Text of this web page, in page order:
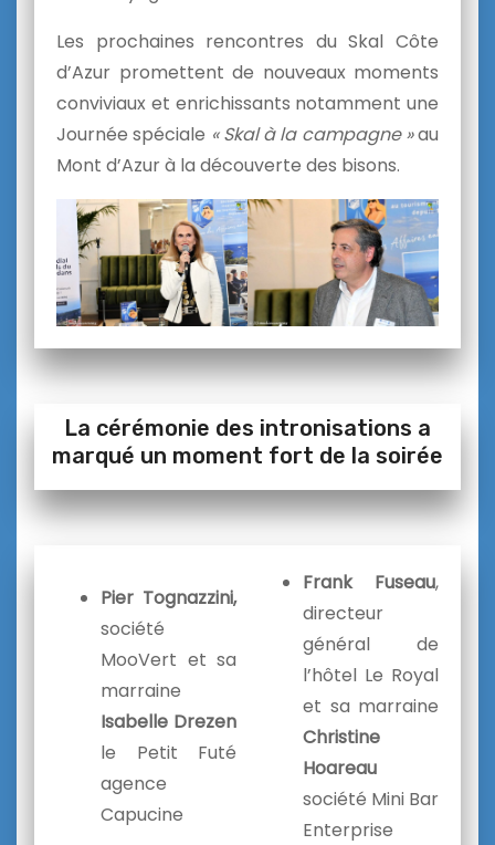
Les prochaines rencontres du Skal Côte
d’Azur promettent de nouveaux moments
conviviaux et enrichissants notamment une
Journée spéciale « Skal à la campagne »au
Mont d’Azur à la découverte des bisons.
La cérémonie des intronisations a
marqué un moment fort de la soirée
Pier Tognazzini,
société
MooVert et sa
marraine
Isabelle Drezen
le Petit Futé
agence
Capucine
Frank Fuseau,
directeur
général de
l’hôtel Le Royal
et sa marraine
Christine
Hoareau
société Mini Bar
Enterprise